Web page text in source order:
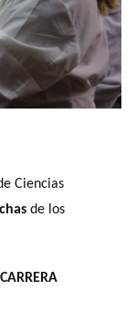
Ciencias
de los